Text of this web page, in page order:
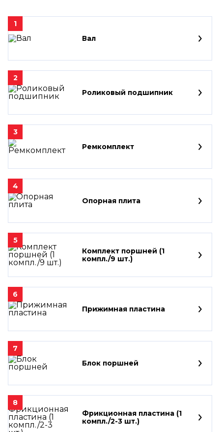
1
Вал
2
Роликовый подшипник
3
Ремкомплект
4
Опорная плита
5
Комплект поршней (1
компл./9 шт.)
6
Прижимная пластина
7
Блок поршней
8
Фрикционная пластина (1
компл./2-3 шт.)